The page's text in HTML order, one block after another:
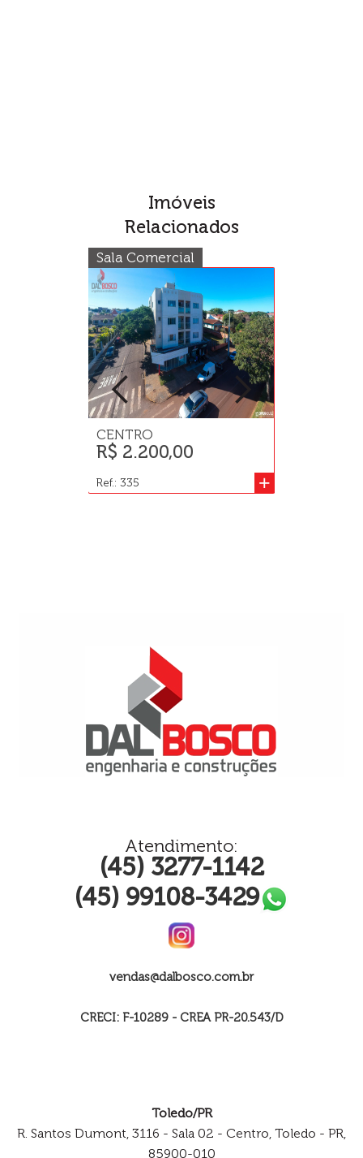
Imóveis
Relacionados
Sala Comercial
CENTRO
R$ 2.200,00
+
Ref.: 335
Atendimento:
(45) 3277-1142
(45) 99108-3429
vendas@dalbosco.com.br
CRECI: F-10289 - CREA PR-20.543/D
Toledo/PR
R. Santos Dumont, 3116 - Sala 02 - Centro, Toledo - PR,
85900-010